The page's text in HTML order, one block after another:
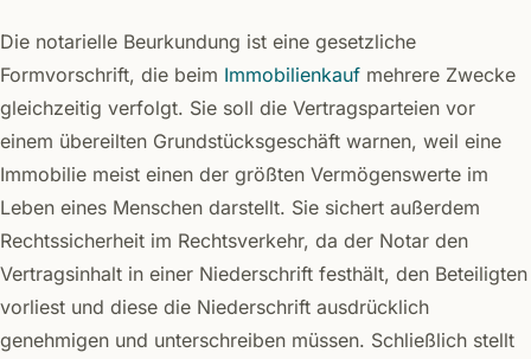
Die notarielle Beurkundung ist eine gesetzliche
Formvorschrift, die beim Immobilienkauf mehrere Zwecke
gleichzeitig verfolgt. Sie soll die Vertragsparteien vor
einem übereilten Grundstücksgeschäft warnen, weil eine
Immobilie meist einen der größten Vermögenswerte im
Leben eines Menschen darstellt. Sie sichert außerdem
Rechtssicherheit im Rechtsverkehr, da der Notar den
Vertragsinhalt in einer Niederschrift festhält, den Beteiligten
vorliest und diese die Niederschrift ausdrücklich
genehmigen und unterschreiben müssen. Schließlich stellt